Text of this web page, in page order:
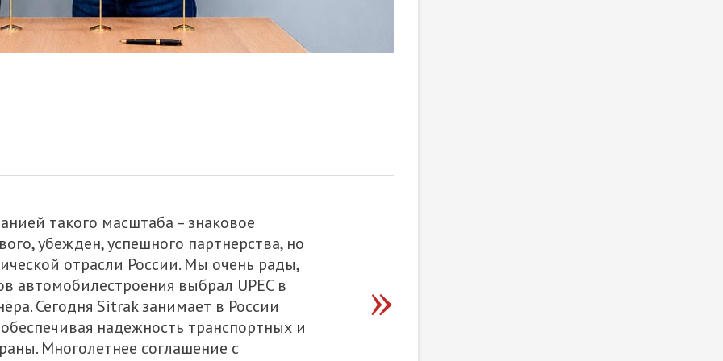
такого масштаба – знаковое
убежден, успешного партнерства, но
отрасли России. Мы очень рады,
автомобилестроения выбрал UPEC в
Сегодня Sitrak занимает в России
надежность транспортных и
Многолетнее соглашение с